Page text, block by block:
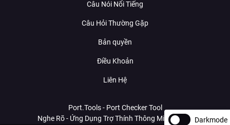
Câu Nói Nổi Tiếng
Câu Hỏi Thường Gặp
Bản quyền
Điều Khoản
Liên Hệ
Port.Tools - Port Checker Tool
Nghe Rõ - Ứng Dụng Trợ Thính Thông Minh Với AI Darkmode